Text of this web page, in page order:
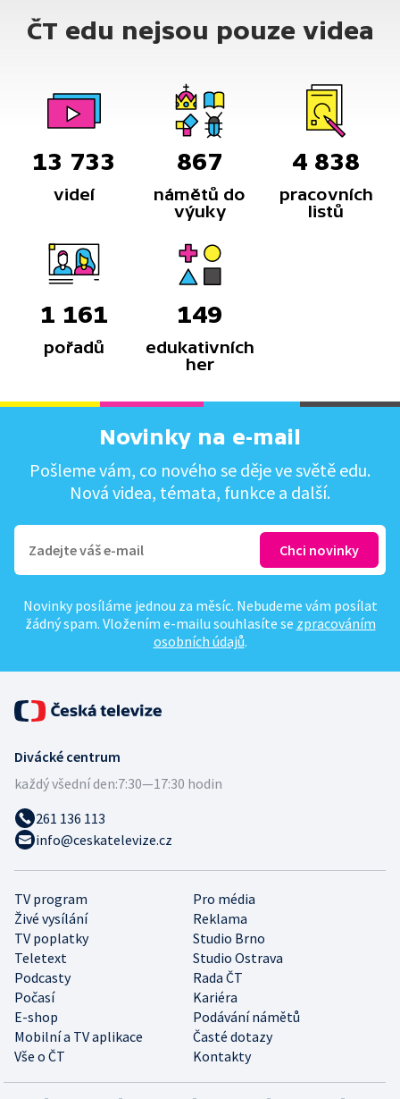
ČT edu nejsou pouze videa
13 733
videí
867
námětů do
výuky
4 838
pracovních
listů
1 161
pořadů
149
edukativních
her
Novinky na e-mail
Pošleme vám, co nového se děje ve světě edu.
Nová videa, témata, funkce a další.
Novinky posíláme jednou za měsíc. Nebudeme vám posílat
žádný spam. Vložením e-mailu souhlasíte se zpracováním
osobních údajů.